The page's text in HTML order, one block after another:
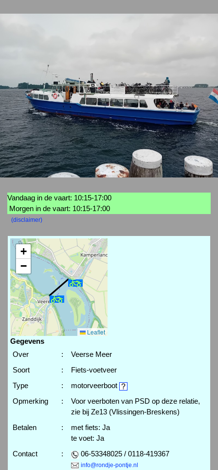
Vandaag in de vaart: 10:15-17:00
Morgen in de vaart: 10:15-17:00
(disclaimer)
+
−
Leaflet
Gegevens
Over
:
Veerse Meer
Soort
:
Fiets-voetveer
Type
:
motorveerboot
Opmerking
:
Voor veerboten van PSD op deze relatie,
zie bij Ze13 (Vlissingen-Breskens)
Betalen
:
met fiets: Ja
te voet: Ja
Contact
: 06-53348025 / 0118-419367
info@rondje-pontje.nl